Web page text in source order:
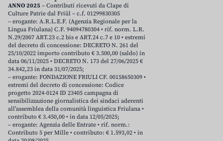
ANNO 2025 – Contributi ricevuti da Clape di
Culture Patrie dal Friûl – c.f. 01299830305
– erogante: A.R.L.E.F. (Agenzia Regionale per la
Lingua Friulana) C.F. 94094780304 • rif. norm. L.R.
N.29/2007 ART.23 c.2 bis e ART.24 c.7 e 10 • estremi
del decreto di concessione: DECRETO N. 261 del
25/10/2022 importo contributo € 3.500,00 (saldo) in
data 06/11/2025 • DECRETO N. 173 del 27/06/2025 €
34.842,23 in data 31/07/2025;
– erogante: FONDAZIONE FRIULI CF. 00158650309 •
estremi del decreto di concessione: Codice
progetto 2024-0124 ID 23405 campagna di
sensibilizzazione giornalistica dei sindaci aderenti
all’assemblea della comunità linguistica Friulana •
contributo € 3.450,00 • in data 12/05/2025;
– erogante: Agenzia delle Entrate • rif. norm.:
Contributo 5 per Mille • contributo: € 1.593,02 • in